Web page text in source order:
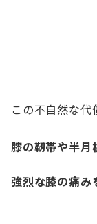
この不自然な代
膝の靭帯や半月
強烈な膝の痛み